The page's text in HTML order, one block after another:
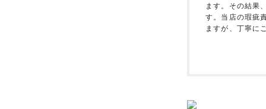
ます。その結果
す。当店の瑕疵
ますが、丁寧に